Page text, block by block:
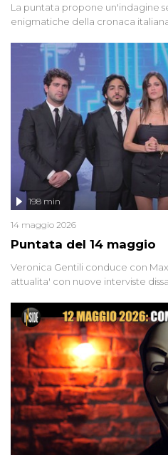
La puntata propone un'indagine
enigmatiche della cronaca
'90 e il 2000 che,
libertà. Lo speciale affronta
Firenze, le cui responsabilità
groviglio di dubbi mai chiariti.
l'intervista inedita a Olindo
Puntata del 14 maggio
198 min
14 maggio 2026
Veronica Gentili conduce con
attualita' con nuove interviste